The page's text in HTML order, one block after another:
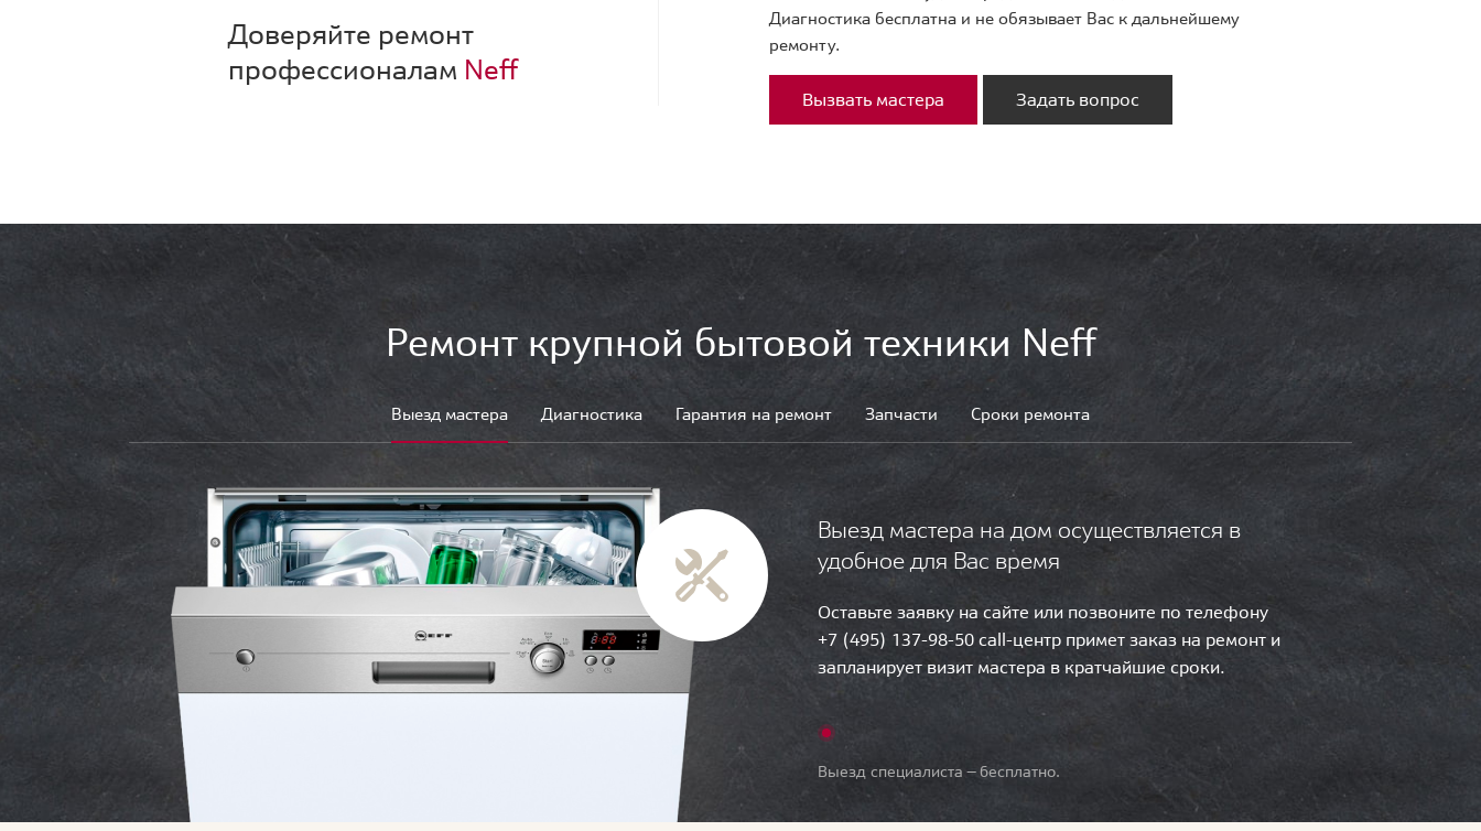
Доверяйте ремонт
профессионалам Neff
Диагностика бесплатна и не обязывает Вас к дальнейшему
ремонту.
Вызвать мастера Задать вопрос
Ремонт крупной бытовой техники Neff
Выезд мастера Диагностика Гарантия на ремонт Запчасти Сроки ремонта
Выезд мастера на дом осуществляется в
удобное для Вас время
Оставьте заявку на сайте или позвоните по телефону
+7 (495) 137-98-50 call-центр примет заказ на ремонт и
запланирует визит мастера в кратчайшие сроки.
Выезд специалиста — бесплатно.